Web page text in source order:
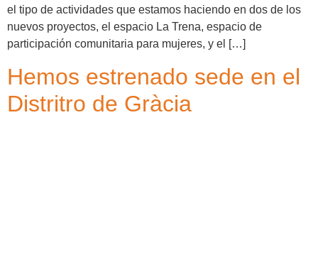
el tipo de actividades que estamos haciendo en dos de los
nuevos proyectos, el espacio La Trena, espacio de
participación comunitaria para mujeres, y el […]
Hemos estrenado sede en el
Distritro de Gràcia